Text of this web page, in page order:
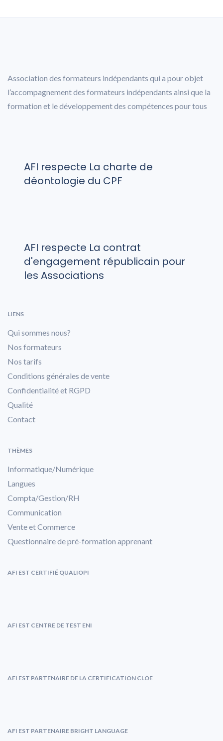
Association des formateurs indépendants qui a pour objet
l’accompagnement des formateurs indépendants ainsi que la
formation et le développement des compétences pour tous
AFI respecte La charte de
déontologie du CPF
AFI respecte La contrat
d'engagement républicain pour
les Associations
LIENS
Qui sommes nous?
Nos formateurs
Nos tarifs
Conditions générales de vente
Confidentialité et RGPD
Qualité
Contact
THÈMES
Informatique/Numérique
Langues
Compta/Gestion/RH
Communication
Vente et Commerce
Questionnaire de pré-formation apprenant
AFI EST CERTIFIÉ QUALIOPI
AFI EST CENTRE DE TEST ENI
AFI EST PARTENAIRE DE LA CERTIFICATION CLOE
AFI EST PARTENAIRE BRIGHT LANGUAGE